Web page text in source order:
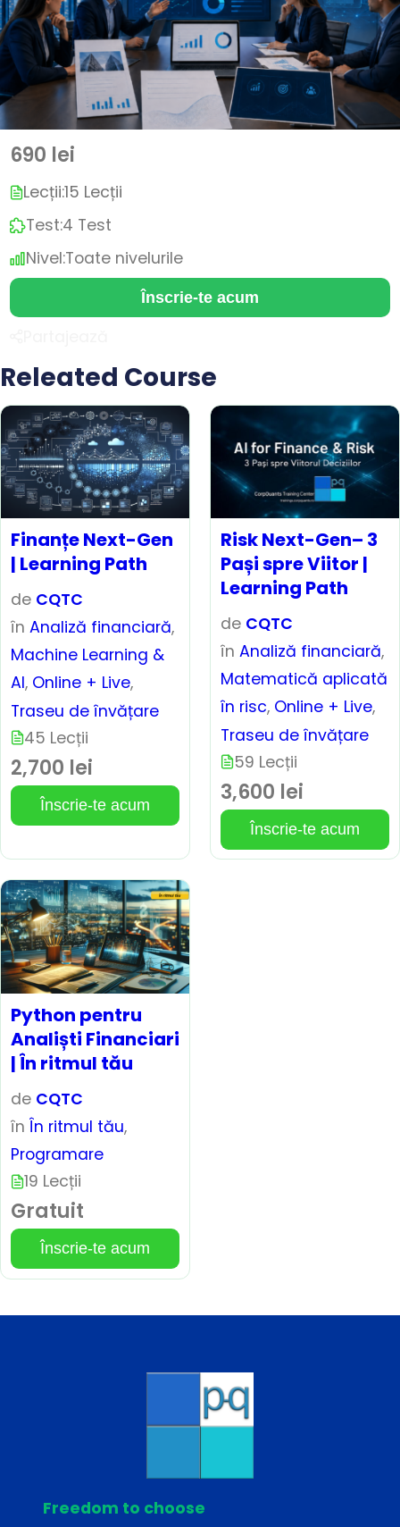
690 lei
Lecții:15 Lecții
Test:4 Test
Nivel:Toate nivelurile
Înscrie-te acum
Releated Course
Finanțe Next-Gen
| Learning Path
de CQTC
în Analiză financiară,
Machine Learning &
AI, Online + Live,
Traseu de învățare
45 Lecții
2,700 lei
Înscrie-te acum
Risk Next-Gen– 3
Pași spre Viitor |
Learning Path
de CQTC
în Analiză financiară,
Matematică aplicată
în risc, Online + Live,
Traseu de învățare
59 Lecții
3,600 lei
Înscrie-te acum
Python pentru
Analiști Financiari
| În ritmul tău
de CQTC
în În ritmul tău,
Programare
19 Lecții
Gratuit
Înscrie-te acum
Freedom to choose